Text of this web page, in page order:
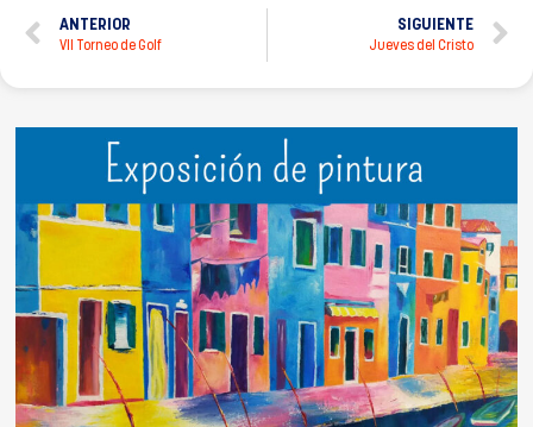
ANTERIOR
VII Torneo de Golf
SIGUIENTE
Jueves del Cristo